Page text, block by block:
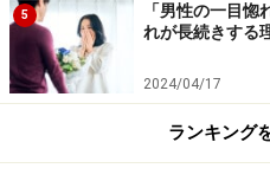
婚生活を送るための準備の
かりと学ぶことで、旦那さ
てくれる男性を選べるはずで
2: 物事にはすべての意味が
5
「男性の一目
れが長続きする
2024/04/17
ランキング